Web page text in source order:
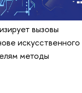
вызовы
искусственного
методы